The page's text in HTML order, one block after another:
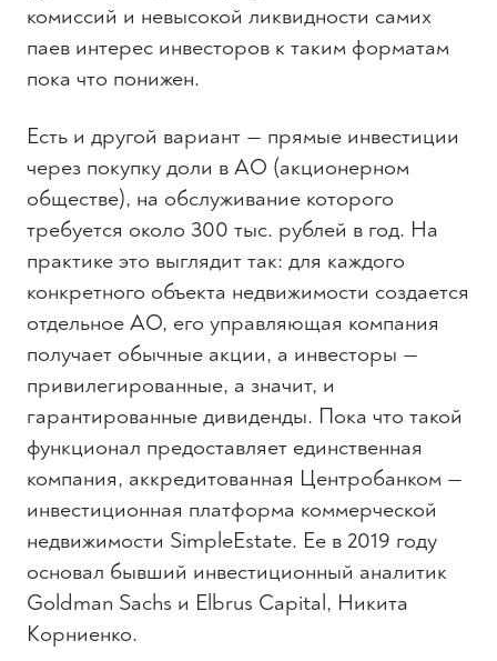
комиссий и невысокой ликвидности самих
паев интерес инвесторов к таким форматам
пока что понижен.
Есть и другой вариант — прямые инвестиции
через покупку доли в АО (акционерном
обществе), на обслуживание которого
требуется около 300 тыс. рублей в год. На
практике это выглядит так: для каждого
конкретного объекта недвижимости создается
отдельное АО, его управляющая компания
получает обычные акции, а инвесторы —
привилегированные, а значит, и
гарантированные дивиденды. Пока что такой
функционал предоставляет единственная
компания, аккредитованная Центробанком —
инвестиционная платформа коммерческой
недвижимости SimpleEstate. Ее в 2019 году
основал бывший инвестиционный аналитик
Goldman Sachs и Elbrus Capital, Никита
Корниенко.